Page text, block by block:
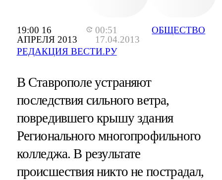
19:00 16
АПРЕЛЯ 2013
00:51
17.04.2013
РЕДАКЦИЯ ВЕСТИ.РУ
ОБЩЕСТВО
В Ставрополе устраняют
последствия сильного ветра,
повредившего крышу здания
Регионального многопрофильного
колледжа. В результате
происшествия никто не пострадал,